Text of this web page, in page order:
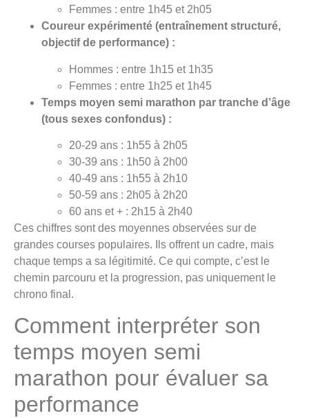
Femmes : entre 1h45 et 2h05
Coureur expérimenté (entraînement structuré,
objectif de performance) :
Hommes : entre 1h15 et 1h35
Femmes : entre 1h25 et 1h45
Temps moyen semi marathon par tranche d’âge
(tous sexes confondus) :
20-29 ans : 1h55 à 2h05
30-39 ans : 1h50 à 2h00
40-49 ans : 1h55 à 2h10
50-59 ans : 2h05 à 2h20
60 ans et + : 2h15 à 2h40
Ces chiffres sont des moyennes observées sur de
grandes courses populaires. Ils offrent un cadre, mais
chaque temps a sa légitimité. Ce qui compte, c’est le
chemin parcouru et la progression, pas uniquement le
chrono final.
Comment interpréter son
temps moyen semi
marathon pour évaluer sa
performance